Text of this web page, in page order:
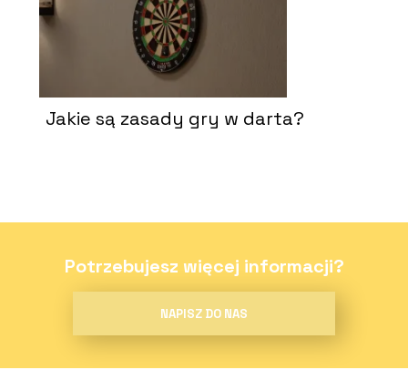
Jakie są zasady gry w darta?
Potrzebujesz więcej informacji?
NAPISZ DO NAS